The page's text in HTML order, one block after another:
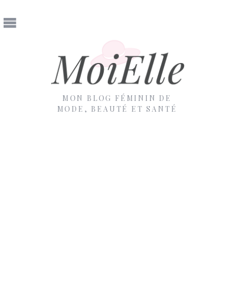
MON BLOG FÉMININ DE
MODE, BEAUTÉ ET SANTÉ